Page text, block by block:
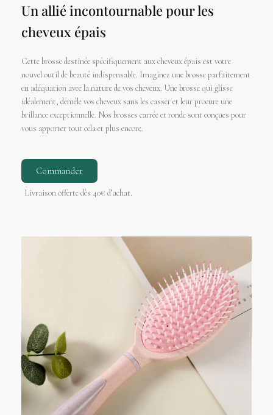
Un allié incontournable pour les
cheveux épais
Cette brosse destinée spécifiquement aux cheveux épais est votre
nouvel outil de beauté indispensable. Imaginez une brosse parfaitement
en adéquation avec la nature de vos cheveux. Une brosse qui glisse
idéalement, démêle vos cheveux sans les casser et leur procure une
brillance exceptionnelle. Nos brosses carrée et ronde sont conçues pour
vous apporter tout cela et plus encore.
Commander
Livraison offerte dès 40€ d’achat.